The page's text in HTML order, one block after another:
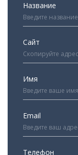
Название
Сайт
Имя
Email
Телефон